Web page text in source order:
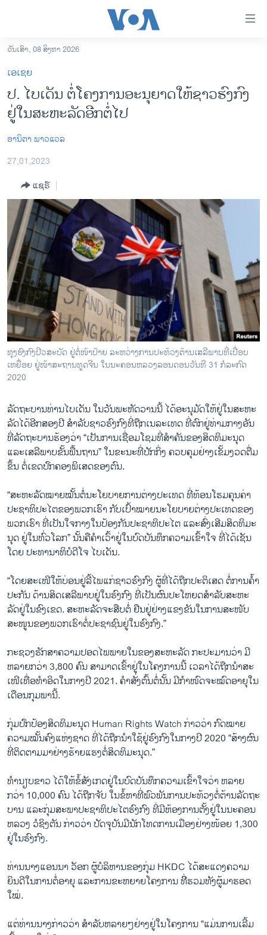
ເຂົ້າ
ຫາ
ຂ້າມ
ຂ້າມ
ຫາ
ຊອກ
ຄົ້ນ
ລາວ
ອາເມຣິກາ
ການເລືອກຕັ້ງ ປະທານາທີບໍດີ ສະຫະລັດ 2024
ໂລກ
ເອເຊຍ
ອິດສະຫຼະພາບດ້ານການຂ່າວ
ຊີວິດຊາວລາວ
ຊຸມຊົນຊາວລາວ
ວິທະຍາສາດ-ເທັກໂນໂລຈີ
ທຸລະກິດ
ພາສາອັງກິດ
ວີດີໂອ
ສຽງ
ລາຍງານ
ພາສາຕ່າງໆ
ວັນເສົາ, 08 ສິງຫາ 2026
ເອເຊຍ
ປ. ໄບ​ເດັນ ​ຕໍ່​ໂຄງ​ການ​ອະ​ນຸ​ຍາດ​ໃຫ້​ຊາວ​ຮົງ​ກົງ
ຢູ່​ໃນ​ສະ​ຫະ​ລັດອີກ​ຕໍ່​ໄປ
ອານິຕາ ພາວແວລ
27,01,2023
ແຊຣ໌
ທຸງ​ຮົງ​ກົງ​ປີວ​ສະ​ບັດ ຢູ່​ຕໍ່​ໜ້າ​ປ້າຍ ລະ​ຫວ່າງ​ການ​ປະ​ທ້ວງຕ້ານເສ​ລີ​ພາບ​ທີ່​ເປື່ອບ​
ເຫຍື່ອຍ ຢູ່​ໜ້າ​ສະ​ຖານ​ທູດ​ຈີນ ໃນ​ນະ​ຄອນ​ຫລວງ​ລອນດອນວັນ​ທີ 31 ກໍ​ລະ​ກົດ
2020
ລັດ​ຖະ​ບານ​ທ່ານໄບ​ເດັນ ໃນ​ວັນ​ພະ​ຫັດ​ວ​ານ​ນີ້ ໄດ້ອະ​ນຸ​ມັດໃຫ້​ຢູ່ໃນ​ສະ​ຫະ​
ລັດ​ໄດ້​ອີກ​ສອງ​ປີ ​ສຳ​ລັບ​ຊາວ​ຮົງ​ກົງ​ທີ່​ຖືກເນ​ລະ​ເທດ ​ທີ່​ຕົກ​ຢູ່​ທ່າມ​ກາງອັນ​
ທີ່​ລັດ​ຖະ​ບານ​ຮ້ອງວ່າ “ເປັນ​ການ​ເຊື່ອມ​ໂຊມທີ່​ສຳ​ຄັນຂອງສິດ​ທິ​ມະ​ນຸດ​
ແລະເສ​ລີ​ພາບ​ຂັ້ນ​ພື້ນ​ຖານ” ​ໃນ​ຂະ​ນະ​ທີ່​ປັກ​ກິ່ງ ​ຄວບ​ຄຸມຢ່າງ​ເຂັ້ມ​ງວດ​ຕື່ມ​
ຂຶ້ນ ​ຕໍ່​ເຂດ​ປົກ​ຄອງພິ​ເສດຂອງ​ຕົນ.
“ສະ​ຫະ​ລັດ​ໝາຍ​ໝັ້ນ​ຕໍ່​ນະ​ໂຍ​ບາຍ​ການ​ຕ່າງ​ປະ​ເທດ ທີ່​ທ້ອນ​ໂຮມຄຸນ​ຄ່າ
ປະ​ຊາ​ທິ​ປະ​ໄຕຂອງພວກ​ເຮົາ ກັບ​ເປົ້າ​ໝາຍ​ນະ​ໂຍ​ບາຍ​ຕ່າງ​ປະ​ເທດ​ຂອງ​
ພວກ​ເຮົາ ທີ່​ເປັນ​ໃຈ​ກາງ​ໃນ​ປ້ອງ​ກັນ​ປະ​ຊາ​ທິ​ປະ​ໄຕ ແລະ​ສົ່ງ​ເສີ​ມ​ສິດ​ທິ​ມະ​
ນຸດ ​ຢູ່​ໃນ​ທົ່ວ​ໂລກ” ນັ້ນ​ຄື​ຄຳ​ເວົ້າ​ຢູ່​ໃນ​ບົດ​ບັນ​ທຶກ​ຄວາມ​ເຂົ້າ​ໃຈ ທີ່​ໄດ້​ເຊັນ​
ໂດຍ ປະ​ທາ​ນາ​ທິ​ບໍ​ດີ​ໂຈ ໄບ​ເດັ​ນ.
“ໂດຍສະ​ເໜີ​ໃຫ້​ບ່ອນຢູ່ລີ້​ໄພ​ແກ່​ຊາວ​ຮົງ​ກົງ ​ຜູ້​ທີ່​ໄດ້​ຖືກປະ​ຕິ​ເສດ ຕໍ່​ການ​ຄ້ຳ​
ປະ​ກັນ ​ດ້ານສິດ​ເສ​ລີ​ພາບຢູ່​ໃນ​ຮົງ​ກົງ ທີ່​ເປັ​ນ​ຜົ​ນ​ປະ​ໂຫຍດ​ສຳ​ລັບສະ​ຫະ​
ລັດ​ຢູ່​ໃນ​ຂົງ​ເຂດ. ​ສະ​ຫະ​ລັດ​ຈະ​ສືບ​ຕໍ່ ​ຢືນ​ຢູ່​ຢ່າງ​ແຂງ​ຂັນໃນ​ການ​ສະ​ໜັບ​
ສະ​ໜູນຂອງ​ພວກ​ເຮົາ​ຕໍ່ປະ​ຊາ​ຊົນ​ຢູ່​ໃນ​ຮົງ​ກົງ.”
ກະ​ຊວງ​ຮັກສາ​ຄວາມ​ປອດ​ໄພພາຍ​ໃນ​ຂອງສະຫະລັດ ​ກະ​ປະ​ມານ​ວ່າ ​ມີ​
ຫລາຍກວ່າ 3,800 ຄົນ ສາ​ມາດ​ເຂົ້າ​ຢູ່​ໃນ​ໂຄ​ງ​ການ​ນີ້ ເວ​ລາ​ໄດ້​ຖືກນຳ​ສະ​
ເໜີ​ເທື່ອ​ທຳ​ອິດ​ໃນ​ກາງ​ປີ 2021. ຄຳ​ສັ່ງ​ຕົ້ນ​ຕໍ່​ນັ້ນ ​ມີ​ກຳ​ໜົດ​ຈະ​ໝົດອາ​ຍຸໃນ
ເດືອນກຸມ​ພານີ້.
ກຸ່ມ​ປົກ​ປ້ອງ​ສິດ​ທິ​ມະ​ນຸດ Human Rights Watch ກ່າວ​ວ່າ ກົດ​ໝາຍ​
ຄວາ​ມ​ໝັ້ນ​ຄົງ​ແຫ່ງ​ຊາດ ​ທີ່ໄດ້ຖືກ​ນຳ​ໃຊ້​ຢູ່​ຮົງ​ກົງໃນ​ກາງ​ປີ 2020 “ສ້າງ​ຜົນ​
ທີ່ຕິດ​ຕາມ​ມາ​ຢ່າງ​ຮ້າຍ​ແຮງ​ຕໍ່​ສິດ​ທິ​ມະ​ນຸດ.”
ທຳ​ນຽບ​ຂາວ ​ໄດ້​ໃຫ້​ຂໍ້​ສັງ​ເກດ​ຢູ່​ໃນ​ບົດ​ບັນ​ທຶກ​ຄວາມ​ເຂົ້າ​ໃຈວ່າ ຫລາຍ
ກວ່າ 10,000 ຄົນ ​ໄດ້​ຖືກ​ຈັບ ໃນ​ຂໍ້ຫາທີ່​ພົວ​ພັນ​ການປະ​ທ້ວງຕໍ່​ຕ້ານ​ລັດຖະ​
ບານ ​ແລະກຸ່ມ​ສະ​ພາປະ​ຊາ​ທິ​ປະ​ໄຕ​ຮົງ​ກົງ​ ທີ່​ມີຫ້ອງ​ການ​ຕັ້ງຢູ່​ໃນ​ນະ​ຄອນ​
ຫລວງ ວໍ​ຊິງ​ຕັນ ກ່າວ​ວ່າ ປັດ​ຈຸ​ບັນມີ​ນັກ​ໂທດ​ການ​ເມືອງຢ່າງ​ໜ້ອຍ 1,300
​ຢູ່​ໃ​ນ​ຮົງ​ກົງ.
ທ່ານ​ນາງ​ແອນ​ນາ ວັອກ ຜູ້​ບໍ​ລິ​ຫານຂອງກຸ່ມ HKDC ໄດ້​ສະ​ແດງ​ຄວາມ​
ຍິນ​ດີໃນການ​ຕໍ່ອາ​ຍຸ ແລະ​ການ​ຂະ​ຫຍາຍ​ໂຄງ​ການ ທີີ່​ຮວມ​ທັງ​ຜູ້​ມາ​ຮອດ​
ໃໝ່.
​ແຕ່​ທ່ານ​ນາງ​ກ່າວ​ວ່າ ສຳ​ລັບ​ຫລາຍໆຢ່າງ​ຢູ່​ໃນ​ໂຄງການ “ແມ່ນ​ການເລີ້ມ​